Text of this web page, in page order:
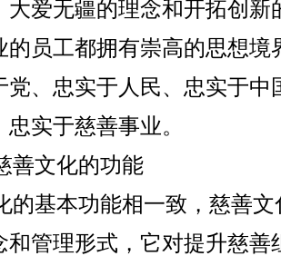
大爱无疆的理念和开拓创
的员工都拥有崇高的思想境
党、忠实于人民、忠实于中
实于慈善事业。
文化的功能
基本功能相一致，慈善文
和管理形式，它对提升慈善